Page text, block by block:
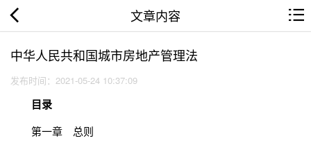
文章内容
中华人民共和国城市房地产管理法
发布时间：2021-05-24 10:37:09
目录
第一章 总则